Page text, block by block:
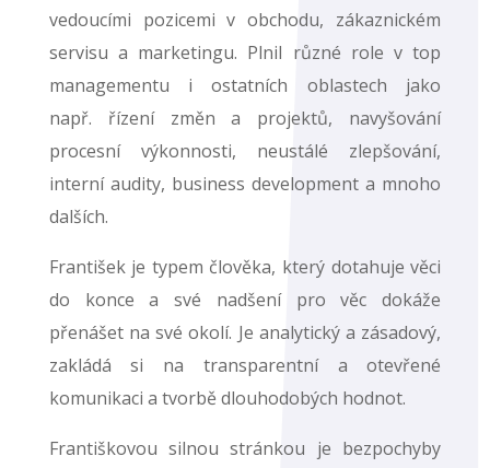
vedoucími pozicemi v obchodu, zákaznickém
servisu a marketingu. Plnil různé role v top
managementu i ostatních oblastech jako
např. řízení změn a projektů, navyšování
procesní výkonnosti, neustálé zlepšování,
interní audity, business development a mnoho
dalších.
František je typem člověka, který dotahuje věci
do konce a své nadšení pro věc dokáže
přenášet na své okolí. Je analytický a zásadový,
zakládá si na transparentní a otevřené
komunikaci a tvorbě dlouhodobých hodnot.
Františkovou silnou stránkou je bezpochyby